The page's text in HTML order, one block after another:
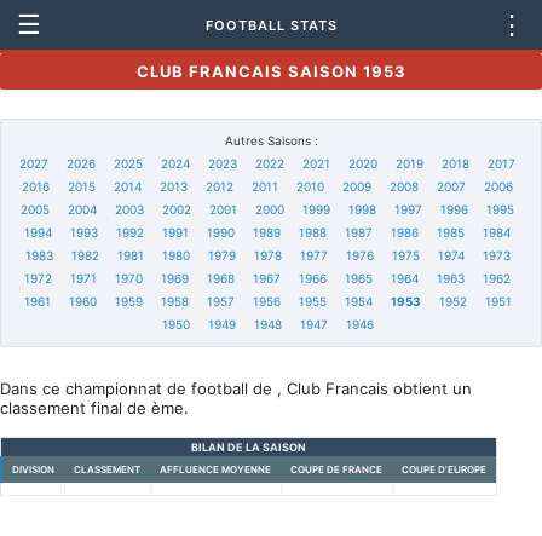
☰ FOOTBALL STATS ⋮
CLUB FRANCAIS SAISON 1953
Autres Saisons :
2027
2026 2025 2024 2023 2022 2021 2020 2019 2018
2017
2016
2015 2014 2013 2012 2011 2010 2009 2008 2007
2006
2005
2004 2003 2002 2001 2000 1999 1998 1997 1996
1995
1994
1993 1992 1991 1990 1989 1988 1987 1986 1985
1984
1983
1982 1981 1980 1979 1978 1977 1976 1975 1974
1973
1972
1971 1970 1969 1968 1967 1966 1965 1964 1963
1962
1961
1960 1959 1958 1957 1956 1955 1954 1953 1952
1951
1950
1949 1948 1947 1946
Dans ce championnat de football de , Club Francais obtient un
classement final de ème.
BILAN DE LA SAISON
DIVISION CLASSEMENT AFFLUENCE MOYENNE COUPE DE FRANCE COUPE D'EUROPE